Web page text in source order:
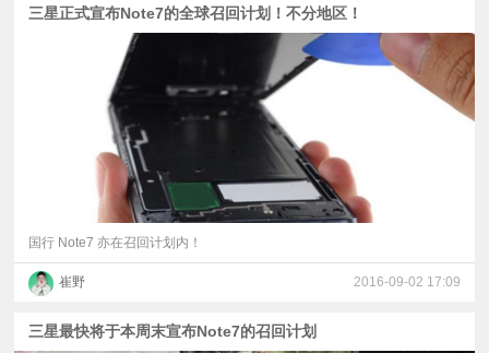
三星正式宣布Note7的全球召回计划！不分地区！
国行 Note7 亦在召回计划内！
崔野 2016-09-02 17:09
三星最快将于本周末宣布Note7的召回计划